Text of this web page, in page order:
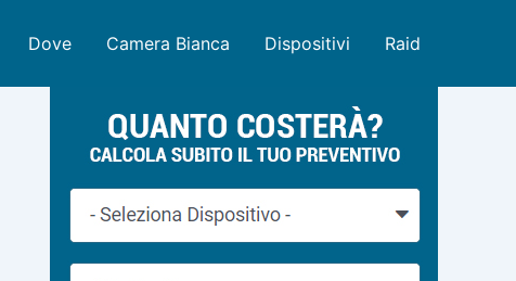
Dove Camera Bianca Dispositivi Raid